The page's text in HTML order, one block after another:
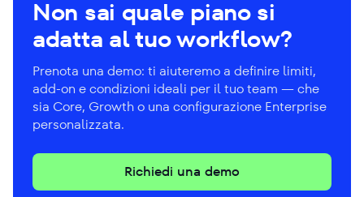
Non sai quale piano si
adatta al tuo workflow?
Prenota una demo: ti aiuteremo a definire limiti,
add-on e condizioni ideali per il tuo team — che
sia Core, Growth o una configurazione Enterprise
personalizzata.
Richiedi una demo